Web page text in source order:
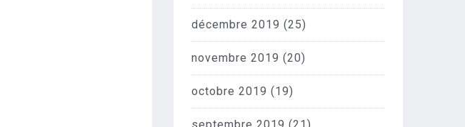
décembre 2019 (25)
novembre 2019 (20)
octobre 2019 (19)